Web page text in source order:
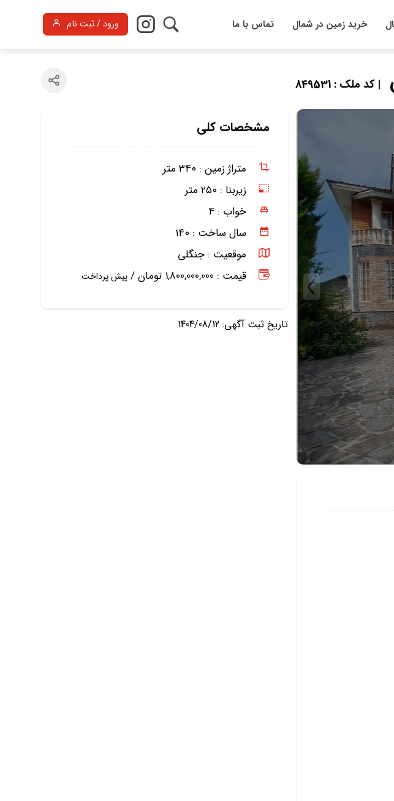
خرید زمین در شمال تماس با ما ورود / ثبت نام
| کد ملک : 849531
مشخصات کلی
متراژ زمین : ۳۴۰ متر
زیربنا : ۲۵۰ متر
خواب : ۴
سال ساخت : ۱۴۰
موقعیت : جنگلی
قیمت : 1,800,000,000 تومان /
پیش پرداخت
تاریخ ثبت آگهی: 1404/08/12